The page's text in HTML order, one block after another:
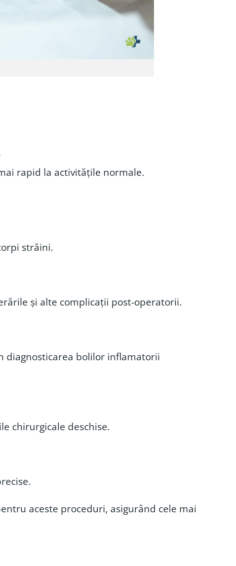
rapid la activitățile normale.
străini.
și alte complicații post-operatorii.
diagnosticarea bolilor inflamatorii
chirurgicale deschise.
aceste proceduri, asigurând cele mai